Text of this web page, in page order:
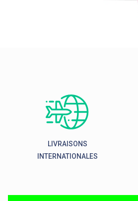
LIVRAISONS
INTERNATIONALES